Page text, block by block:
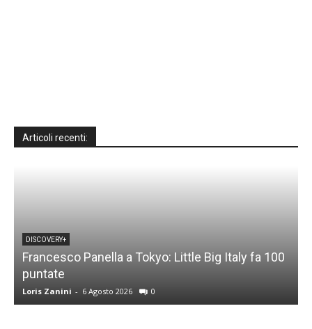
Articoli recenti:
DISCOVERY+
Francesco Panella a Tokyo: Little Big Italy fa 100
puntate
Loris Zanini - 6 Agosto 2026 0